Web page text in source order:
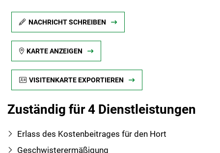
NACHRICHT SCHREIBEN
KARTE ANZEIGEN
VISITENKARTE EXPORTIEREN
Zuständig für 4 Dienstleistungen
Erlass des Kostenbeitrages für den Hort
Geschwisterermäßigung